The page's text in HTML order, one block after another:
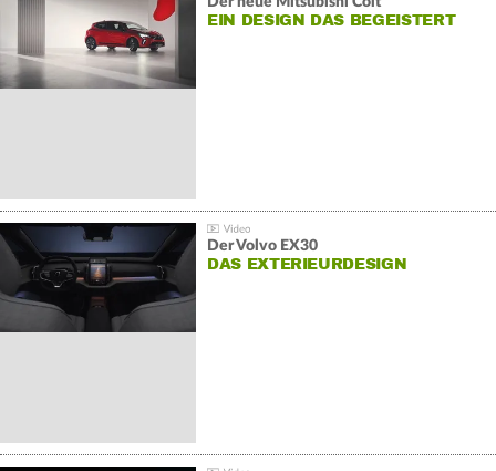
EIN DESIGN DAS BEGEISTERT
Der Volvo EX30
DAS EXTERIEURDESIGN